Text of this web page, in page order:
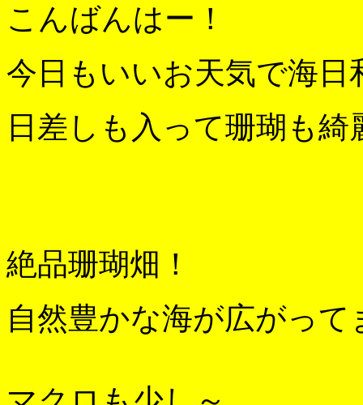
こんばんはー！
今日もいいお天気で海日
日差しも入って珊瑚も綺
絶品珊瑚畑！
自然豊かな海が広がって